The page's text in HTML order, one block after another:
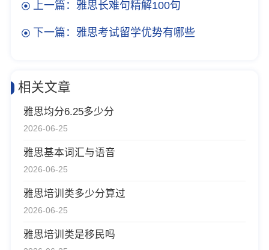
上一篇：雅思长难句精解100句
下一篇：雅思考试留学优势有哪些
相关文章
雅思均分6.25多少分
2026-06-25
雅思基本词汇与语音
2026-06-25
雅思培训类多少分算过
2026-06-25
雅思培训类是移民吗